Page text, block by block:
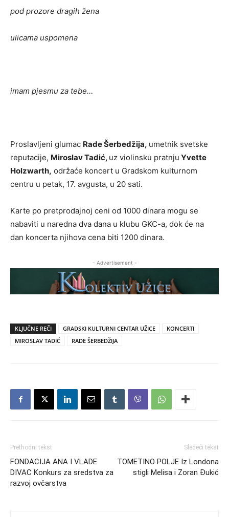
pod prozore dragih žena
ulicama uspomena
imam pjesmu za tebe…
Proslavljeni glumac Rade Šerbedžija, umetnik svetske
reputacije, Miroslav Tadić, uz violinsku pratnju Yvette
Holzwarth, održaće koncert u Gradskom kulturnom
centru u petak, 17. avgusta, u 20 sati.
Karte po pretprodajnoj ceni od 1000 dinara mogu se
nabaviti u naredna dva dana u klubu GKC-a, dok će na
dan koncerta njihova cena biti 1200 dinara.
- Advertisement -
KLJUČNE REČI GRADSKI KULTURNI CENTAR UŽICE
KONCERTI
MIROSLAV TADIĆ
RADE ŠERBEDŽIJA
Prethodni tekst
FONDACIJA ANA I VLADE
DIVAC Konkurs za sredstva za
razvoj ovčarstva
Sledeći tekst
TOMETINO POLJE Iz Londona
stigli Melisa i Zoran Đukić